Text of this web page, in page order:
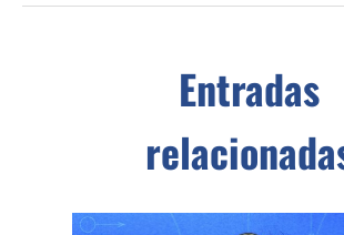
Entradas